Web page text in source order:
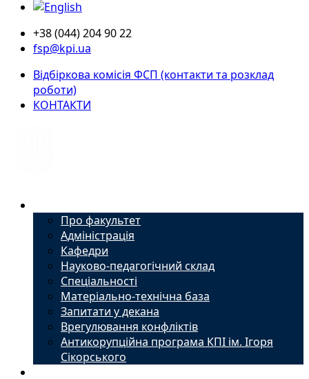
+38 (044) 204 90 22
fsp@kpi.ua
Відбіркова комісія ФСП (контакти та розклад
роботи)
КОНТАКТИ
Про факультет
Адміністрація
Кафедри
Науково-педагогічний склад
Спеціальності
Матеріально-технічна база
Запитати у декана
Врегулювання конфліктів
Антикорупційна програма КПІ ім. Ігоря
Сікорського